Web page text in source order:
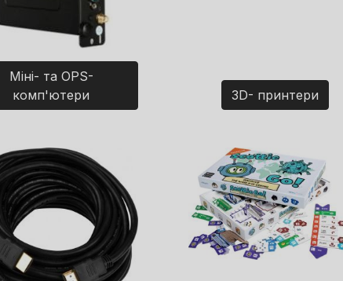
Міні- та OPS-
комп'ютери
3D- принтери